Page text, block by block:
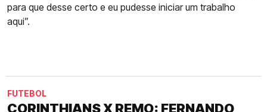
para que desse certo e eu pudesse iniciar um trabalho
aqui”.
FUTEBOL
CORINTHIANS X REMO: FERNANDO